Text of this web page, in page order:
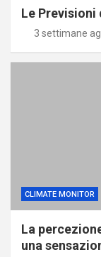
Le Previsioni
3 settimane
CLIMATE MONITOR
La
una